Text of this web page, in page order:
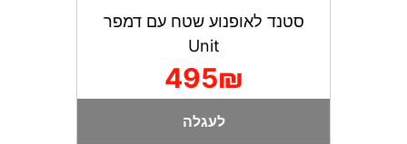
סטנד לאופנוע שטח עם דמפר
Unit
495₪
לעגלה